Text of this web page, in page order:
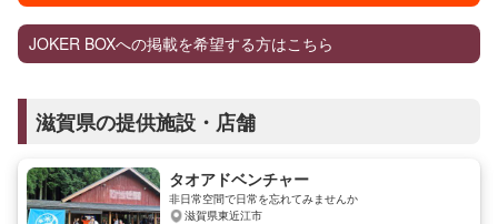
JOKER BOXへの掲載を希望する方はこちら
滋賀県の提供施設・店舗
タオアドベンチャー
非日常空間で日常を忘れてみませんか
滋賀県東近江市